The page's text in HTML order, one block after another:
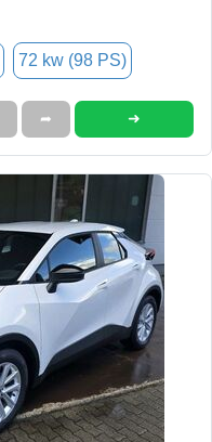
72 kw (98 PS)
➦ ➜